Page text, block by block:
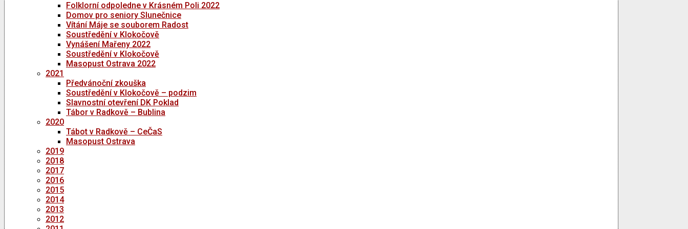
Folklorní odpoledne v Krásném Poli 2022
Domov pro seniory Slunečnice
Vítání Máje se souborem Radost
Soustředění v Klokočově
Vynášení Mařeny 2022
Soustředění v Klokočově
Masopust Ostrava 2022
2021
Předvánoční zkouška
Soustředění v Klokočově – podzim
Slavnostní otevření DK Poklad
Tábor v Radkově – Bublina
2020
Tábot v Radkově – CeČaS
Masopust Ostrava
2019
2018
2017
2016
2015
2014
2013
2012